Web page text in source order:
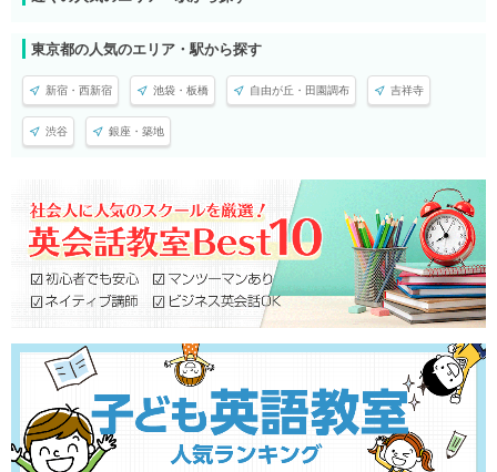
東京都の人気のエリア・駅から探す
新宿・西新宿 池袋・板橋 自由が丘・田園調布 吉祥寺
渋谷 銀座・築地